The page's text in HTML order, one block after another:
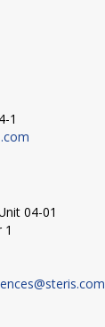
1
04-01
1